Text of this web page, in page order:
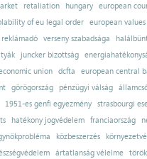
retaliation hungary
european
of eu legal order
european values
reklámadó verseny szabadsága
juncker bizottság
union dcfta
european central
görögország pénzügyi válság
1951-es genfi egyezmény
strasbourgi
hatékony jogvédelem franciaország
közbeszerzés
ártatlanság vélelme